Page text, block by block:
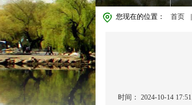
您现在的位置： 首页
时间： 2024-10-14 17:51